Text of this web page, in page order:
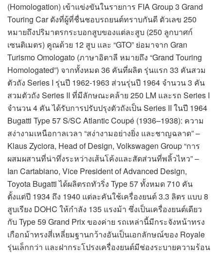
(Homologation) เข้าแข่งขันในรายการ FIA Group 3 Grand
Touring Car ดังที่ผู้ที่ชื่นชอบรถยนต์ทราบกันดี ตัวเลข 250
หมายถึงปริมาตรกระบอกสูบของแต่ละสูบ (250 ลูกบาศก์
เซนติเมตร) คูณด้วย 12 สูบ และ “GTO” ย่อมาจาก Gran
Turismo Omologato (ภาษาอิตาลี หมายถึง “Grand Touring
Homologated”) จากทั้งหมด 36 คันที่ผลิต รุ่นแรก 33 คันสวม
ตัวถัง Series I รุ่นปี 1962-1963 ส่วนรุ่นปี 1964 จำนวน 3 คัน
สวมตัวถัง Series II ที่มีลักษณะคล้าย 250 LM และรถ Series I
จำนวน 4 คัน ได้รับการปรับปรุงตัวถังเป็น Series II ในปี 1964
Bugatti Type 57 S/SC Atlantic Coupé (1936–1938): ความ
สง่างามเหนือกาลเวลา “สง่างามอย่างยิ่ง และชาญฉลาด” –
Klaus Zyciora, Head of Design, Volkswagen Group “การ
ผสมผสานที่น่าทึ่งระหว่างเส้นโค้งและสัดส่วนที่พลิ้วไหว” –
Ian Cartabiano, Vice President of Advanced Design,
Toyota Bugatti ได้ผลิตรถทัวริ่ง Type 57 ทั้งหมด 710 คัน
ตั้งแต่ปี 1934 ถึง 1940 แต่ละคันใช้เครื่องยนต์ 3.3 ลิตร แบบ 8
สูบเรียง DOHC ให้กำลัง 135 แรงม้า ซึ่งเป็นเครื่องยนต์เดียว
กับ Type 59 Grand Prix ของค่าย รถเหล่านี้มีกระจังหน้าทรง
เกือกม้าทรงสี่เหลี่ยมฐานกว้างอันเป็นเอกลักษณ์ของ Royale
รุ่นเล็กกว่า และฝากระโปรงเครื่องยนต์มีช่องระบายความร้อน